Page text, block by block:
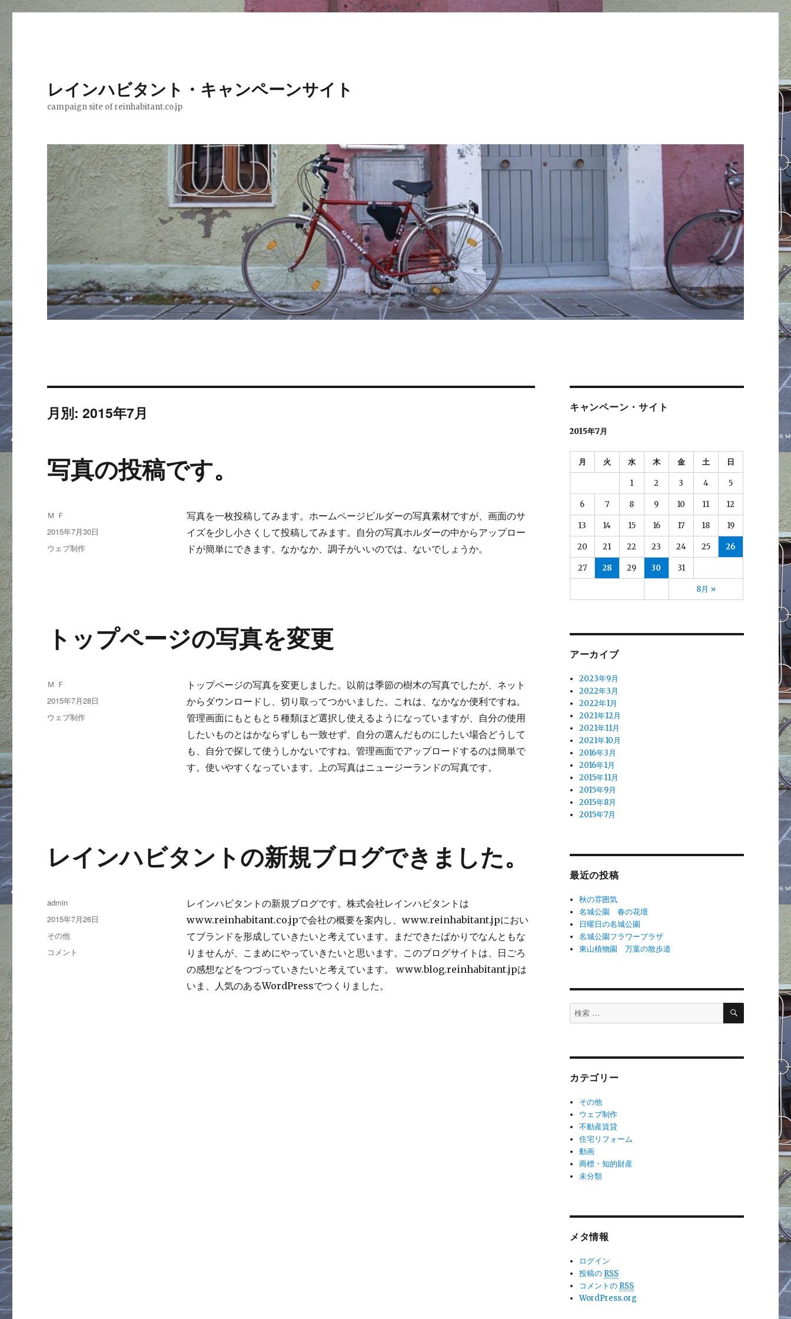
レインハビタント・キャンペーンサイト
campaign site of reinhabitant.co.jp
月別: 2015年7月
写真の投稿です。
写真を一枚投稿してみます。ホームページビルダーの写真素材ですが、画面のサ
イズを少し小さくして投稿してみます。自分の写真ホルダーの中からアップロー
ドが簡単にできます。なかなか、調子がいいのでは、ないでしょうか。
投
稿
Ｍ Ｆ
投
稿
日:
2015年7月30日
カ
ウェブ制作
トップページの写真を変更
トップページの写真を変更しました。以前は季節の樹木の写真でしたが、ネット
からダウンロードし、切り取ってつかいました。これは、なかなか便利ですね。
管理画面にもともと５種類ほど選択し使えるようになっていますが、自分の使用
したいものとはかならずしも一致せず、自分の選んだものにしたい場合どうして
も、自分で探して使うしかないですね。管理画面でアップロードするのは簡単で
す。使いやすくなっています。上の写真はニュージーランドの写真です。
投
稿
Ｍ Ｆ
投
稿
日:
2015年7月28日
カ
ウェブ制作
レインハビタントの新規ブログできました。
レインハビタントの新規ブログです。株式会社レインハビタントは
www.reinhabitant.co.jpで会社の概要を案内し、www.reinhabitant.jpにおい
てブランドを形成していきたいと考えています。まだできたばかりでなんともな
りませんが、こまめにやっていきたいと思います。このブログサイトは、日ごろ
の感想などをつづっていきたいと考えています。 www.blog.reinhabitant.jpは
いま、人気のあるWordPressでつくりました。
投
稿
admin
投
稿
日:
2015年7月26日
カ
テ
その他
レ
コメント
キャンペーン・サイト
2015年7月
月 火 水 木 金 土 日
8月 »
1 2 3 4 5
6 7 8 9 10 11 12
13 14 15 16 17 18 19
20 21 22 23 24 25 26
27 28 29 30 31
アーカイブ
2023年9月
2022年3月
2022年1月
2021年12月
2021年11月
2021年10月
2016年3月
2016年1月
2015年11月
2015年9月
2015年8月
2015年7月
最近の投稿
秋の雰囲気
名城公園 春の花壇
日曜日の名城公園
名城公園フラワープラザ
東山植物園 万葉の散歩道
検
索
検
カテゴリー
その他
ウェブ制作
不動産賃貸
住宅リフォーム
動画
商標・知的財産
未分類
メタ情報
ログイン
投稿の RSS
コメントの RSS
WordPress.org